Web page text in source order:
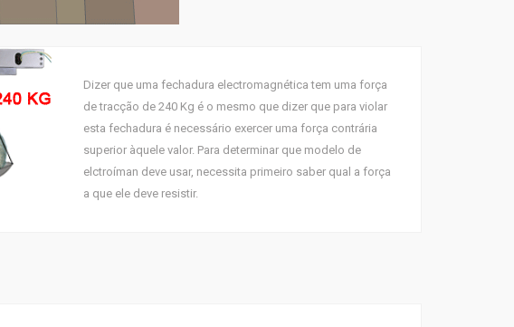
Dizer que uma fechadura electromagnética tem uma força
de tracção de 240 Kg é o mesmo que dizer que para violar
esta fechadura é necessário exercer uma força contrária
superior àquele valor. Para determinar que modelo de
elctroíman deve usar, necessita primeiro saber qual a força
a que ele deve resistir.